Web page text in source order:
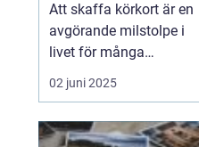
Att skaffa körkort är en
avgörande milstolpe i
livet för många
människor, och att ha ett
korrekt och
körkortsfoto är en viktig
02 juni 2025